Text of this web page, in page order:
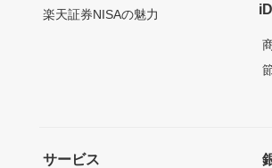
楽天証券NISAの魅力
サービス